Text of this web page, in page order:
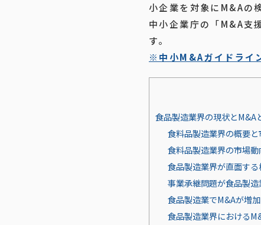
小企業を対象にM&Aの
中小企業庁の「M&A支
す。
※中小M&Aガイドライ
食品製造業界の現状とM&A
食料品製造業界の概要
食料品製造業界の市場
食品製造業界が直面す
事業承継問題が食品製
食品製造業でM&Aが増
食品製造業界における